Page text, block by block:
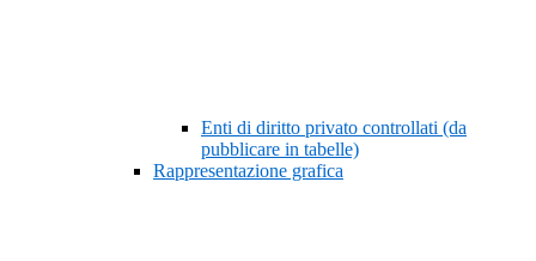
Enti di diritto privato controllati (da
pubblicare in tabelle)
Rappresentazione grafica